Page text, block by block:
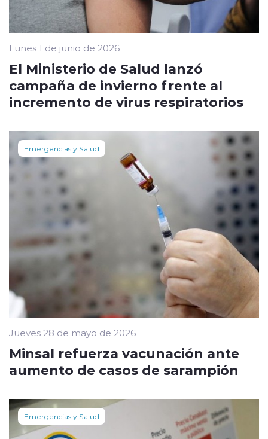
Lunes 1 de junio de 2026
El Ministerio de Salud lanzó
campaña de invierno frente al
incremento de virus respiratorios
Emergencias y Salud
Jueves 28 de mayo de 2026
Minsal refuerza vacunación ante
aumento de casos de sarampión
Emergencias y Salud